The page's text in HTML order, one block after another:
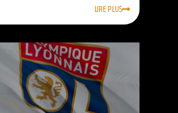
LIRE PLUS